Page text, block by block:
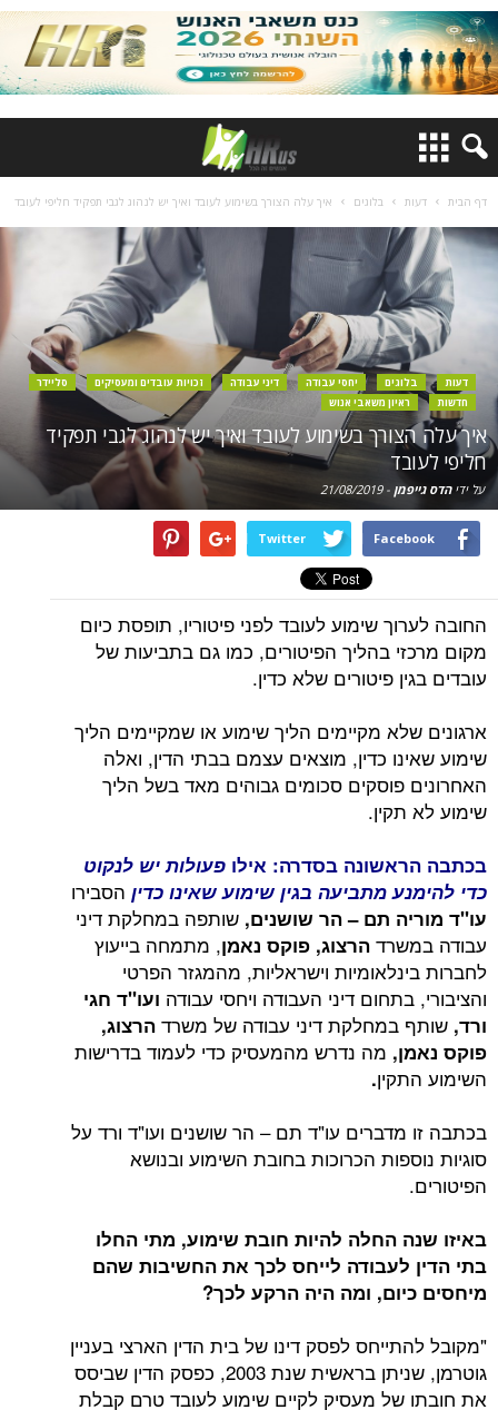
דף הבית דעות בלוגים איך עלה הצורך בשימוע לעובד ואיך יש לנהוג לגבי תפקיד חליפי לעובד
דעות בלוגים יחסי עבודה דיני עבודה זכויות עובדים ומעסיקים
סליידר
חדשות
ראיון משאבי אנוש
איך עלה הצורך בשימוע לעובד ואיך יש לנהוג לגבי תפקיד
חליפי לעובד
על ידיהדס גייפמן -
21/08/2019
Facebook
Twitter
החובה לערוך שימוע לעובד לפני פיטוריו, תופסת כיום
מקום מרכזי בהליך הפיטורים, כמו גם בתביעות של
עובדים בגין פיטורים שלא כדין.
ארגונים שלא מקיימים הליך שימוע או שמקיימים הליך
שימוע שאינו כדין, מוצאים עצמם בבתי הדין, ואלה
האחרונים פוסקים סכומים גבוהים מאד בשל הליך
שימוע לא תקין.
בכתבה הראשונה בסדרה: אילו פעולות יש לנקוט
כדי להימנע מתביעה בגין שימוע שאינו כדין הסבירו
עו"ד מוריה תם – הר שושנים, שותפה במחלקת דיני
עבודה במשרד הרצוג, פוקס נאמן, מתמחה בייעוץ
לחברות בינלאומיות וישראליות, מהמגזר הפרטי
והציבורי, בתחום דיני העבודה ויחסי עבודה ועו"ד חגי
ורד, שותף במחלקת דיני עבודה של משרד הרצוג,
פוקס נאמן, מה נדרש מהמעסיק כדי לעמוד בדרישות
השימוע התקין.
בכתבה זו מדברים עו"ד תם – הר שושנים ועו"ד ורד על
סוגיות נוספות הכרוכות בחובת השימוע ובנושא
הפיטורים.
באיזו שנה החלה להיות חובת שימוע, מתי החלו
בתי הדין לעבודה לייחס לכך את החשיבות שהם
מיחסים כיום, ומה היה הרקע לכך?
"מקובל להתייחס לפסק דינו של בית הדין הארצי בעניין
גוטרמן, שניתן בראשית שנת 2003, כפסק הדין שביסס
את חובתו של מעסיק לקיים שימוע לעובד טרם קבלת